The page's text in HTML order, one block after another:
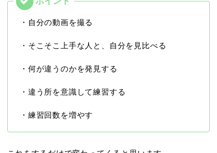
・自分の動画を撮る
・そこそこ上手な人と、自分を見比べる
・何が違うのかを発見する
・違う所を意識して練習する
・練習回数を増やす